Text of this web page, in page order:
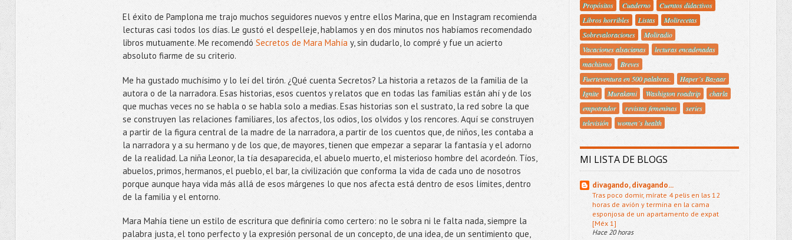
El éxito de Pamplona me trajo muchos seguidores nuevos y entre ellos Marina, que en Instagram recomienda
lecturas casi todos los días. Le gustó el despelleje, hablamos y en dos minutos nos habíamos recomendado
libros mutuamente. Me recomendó Secretos de Mara Mahía y, sin dudarlo, lo compré y fue un acierto
absoluto fiarme de su criterio.
Me ha gustado muchísimo y lo leí del tirón. ¿Qué cuenta Secretos? La historia a retazos de la familia de la
autora o de la narradora. Esas historias, esos cuentos y relatos que en todas las familias están ahí y de los
que muchas veces no se habla o se habla solo a medias. Esas historias son el sustrato, la red sobre la que
se construyen las relaciones familiares, los afectos, los odios, los olvidos y los rencores. Aquí se construyen
a partir de la figura central de la madre de la narradora, a partir de los cuentos que, de niños, les contaba a
la narradora y a su hermano y de los que, de mayores, tienen que empezar a separar la fantasía y el adorno
de la realidad. La niña Leonor, la tía desaparecida, el abuelo muerto, el misterioso hombre del acordeón. Tíos,
abuelos, primos, hermanos, el pueblo, el bar, la civilización que conforma la vida de cada uno de nosotros
porque aunque haya vida más allá de esos márgenes lo que nos afecta está dentro de esos límites, dentro
de la familia y el entorno.
Mara Mahía tiene un estilo de escritura que definiría como certero: no le sobra ni le falta nada, siempre la
palabra justa, el tono perfecto y la expresión personal de un concepto, de una idea, de un sentimiento que,
Propósitos
Cuaderno
Cuentos didactivos
Libros horribles
Listas
Molirecetas
Sobrevaloraciones
Moliradio
Vacaciones alsacianas
lecturas encadenadas
machismo
Breves
Fuerteventura en 500 palabras.
Haper´s Bazaar
Ignite
Murakami Washigton roadtrip
charla
empotrador
revistas femeninas
series
televisión
women´s health
MI LISTA DE BLOGS
divagando, divagando...
Tras poco domir, mírate 4 pelis en las 12
horas de avión y termina en la cama
esponjosa de un apartamento de expat
[Méx 1]
Hace 20 horas